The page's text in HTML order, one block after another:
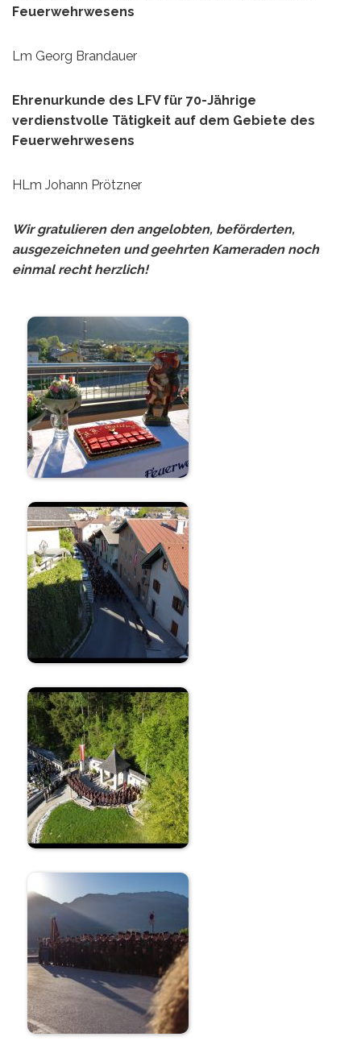
Feuerwehrwesens
Lm Georg Brandauer
Ehrenurkunde des LFV für 70-Jährige
verdienstvolle Tätigkeit auf dem Gebiete des
Feuerwehrwesens
HLm Johann Prötzner
Wir gratulieren den angelobten, beförderten,
ausgezeichneten und geehrten Kameraden noch
einmal recht herzlich!